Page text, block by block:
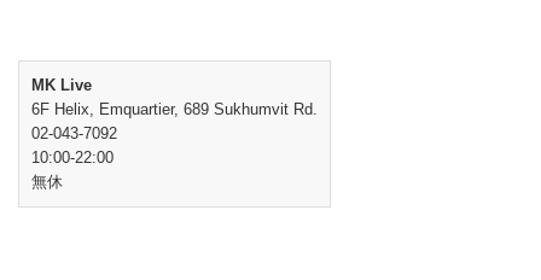
MK Live
6F Helix, Emquartier, 689 Sukhumvit Rd.
02-043-7092
10:00-22:00
無休